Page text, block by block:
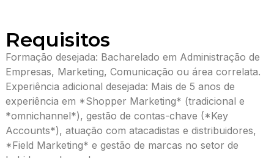
Requisitos
Formação desejada: Bacharelado em Administração de
Empresas, Marketing, Comunicação ou área correlata.
Experiência adicional desejada: Mais de 5 anos de
experiência em *Shopper Marketing* (tradicional e
*omnichannel*), gestão de contas-chave (*Key
Accounts*), atuação com atacadistas e distribuidores,
*Field Marketing* e gestão de marcas no setor de